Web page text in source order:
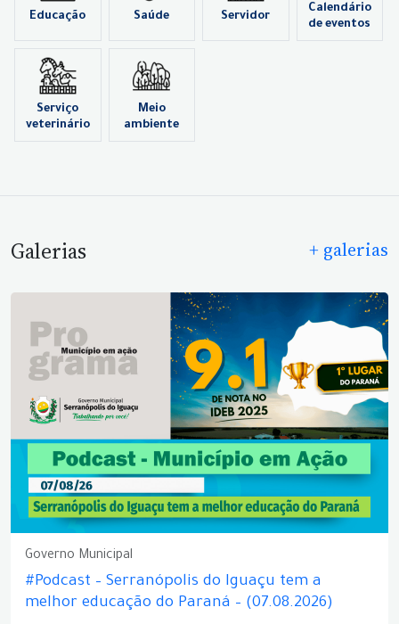
Educação Saúde Servidor
Calendário
de eventos
Serviço
veterinário
Meio
ambiente
Galerias + galerias
Governo Municipal
#Podcast – Serranópolis do Iguaçu tem a
melhor educação do Paraná – (07.08.2026)